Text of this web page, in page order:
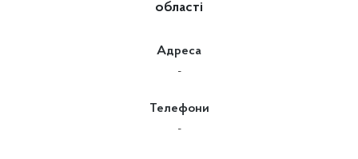
області
Адреса
-
Телефони
-